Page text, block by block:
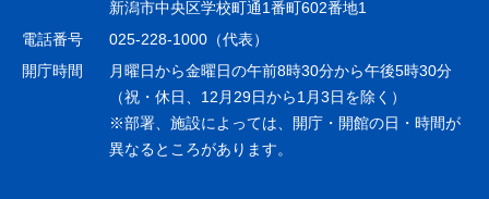
シ
ョ
新潟市中央区学校町通1番町602番地1
電話番号
025-228-1000（代表）
開庁時間
月曜日から金曜日の午前8時30分から午後5時30分
（祝・休日、12月29日から1月3日を除く）
※部署、施設によっては、開庁・開館の日・時間が
異なるところがあります。